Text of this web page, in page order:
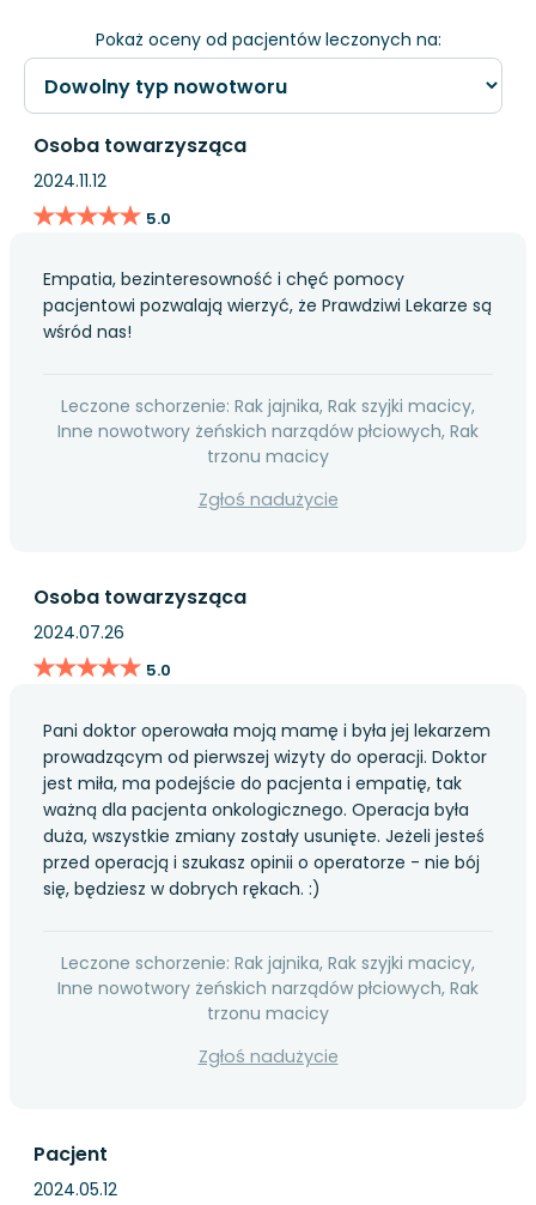
Pokaż oceny od pacjentów leczonych na:
Osoba towarzysząca
2024.11.12
★★★★★
★★★★★ 5.0
Empatia, bezinteresowność i chęć pomocy
pacjentowi pozwalają wierzyć, że Prawdziwi Lekarze są
wśród nas!
Leczone schorzenie: Rak jajnika, Rak szyjki macicy,
Inne nowotwory żeńskich narządów płciowych, Rak
trzonu macicy
Zgłoś nadużycie
Osoba towarzysząca
2024.07.26
★★★★★
★★★★★ 5.0
Pani doktor operowała moją mamę i była jej lekarzem
prowadzącym od pierwszej wizyty do operacji. Doktor
jest miła, ma podejście do pacjenta i empatię, tak
ważną dla pacjenta onkologicznego. Operacja była
duża, wszystkie zmiany zostały usunięte. Jeżeli jesteś
przed operacją i szukasz opinii o operatorze - nie bój
się, będziesz w dobrych rękach. :)
Leczone schorzenie: Rak jajnika, Rak szyjki macicy,
Inne nowotwory żeńskich narządów płciowych, Rak
trzonu macicy
Zgłoś nadużycie
Pacjent
2024.05.12